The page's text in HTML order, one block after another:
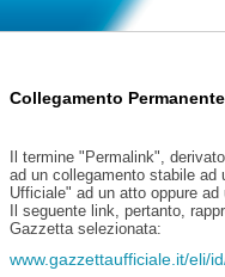
Collegamento Permanente
Il termine "Permalink",
ad un collegamento stabile
Ufficiale" ad un atto oppure
Il seguente link, pertanto,
Gazzetta selezionata:
www.gazzettaufficiale.it/eli/